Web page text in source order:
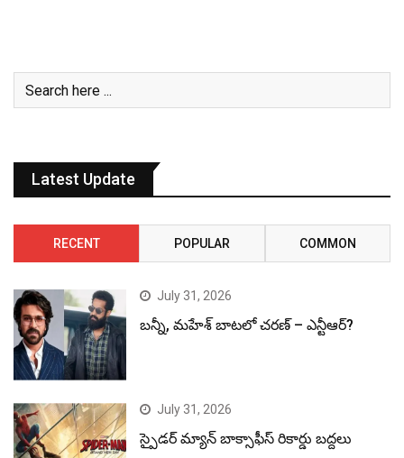
Latest Update
RECENT POPULAR COMMON
July 31, 2026
బన్నీ, మహేశ్ బాటలో చరణ్ – ఎన్టీఆర్?
July 31, 2026
స్పైడర్ మ్యాన్ బాక్సాఫీస్ రికార్డు బద్దలు